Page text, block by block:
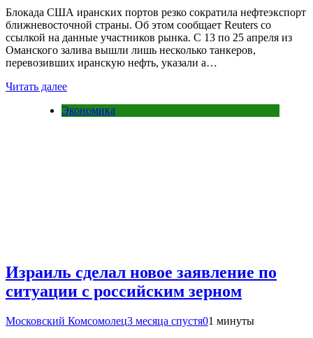
Блокада США иранских портов резко сократила нефтеэкспорт
ближневосточной страны. Об этом сообщает Reuters со
ссылкой на данные участников рынка. С 13 по 25 апреля из
Оманского залива вышли лишь несколько танкеров,
перевозивших иранскую нефть, указали а…
Читать далее
Экономика
Израиль сделал новое заявление по
ситуации с российским зерном
Московский Комсомолец3 месяца спустя01 минуты